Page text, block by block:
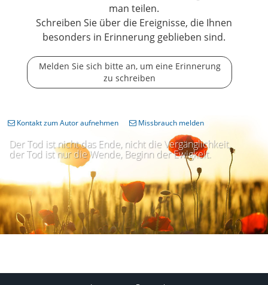
man teilen.
Schreiben Sie über die Ereignisse, die Ihnen
besonders in Erinnerung geblieben sind.
Melden Sie sich bitte an, um eine Erinnerung
zu schreiben
Der Tod ist nicht das Ende, nicht die Vergänglichkeit,
der Tod ist nur die Wende, Beginn der Ewigkeit.
Kontakt zum Autor aufnehmen Missbrauch melden